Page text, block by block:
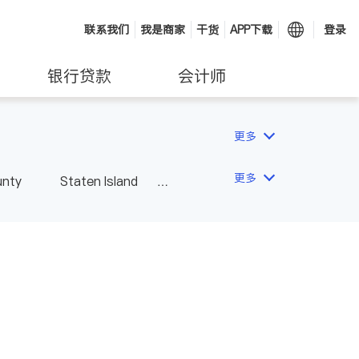
联系我们 我是商家 干货 APP下载 登录
银行贷款 会计师
更多
Staten Island
更多